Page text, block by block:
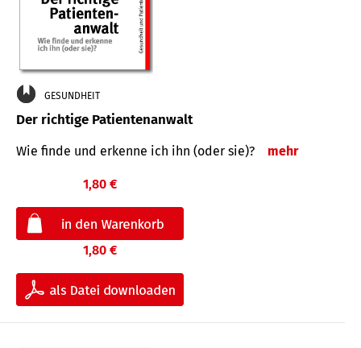
GESUNDHEIT
Der richtige Patientenanwalt
Wie finde und erkenne ich ihn (oder sie)? mehr
1,80 €
1,80 €